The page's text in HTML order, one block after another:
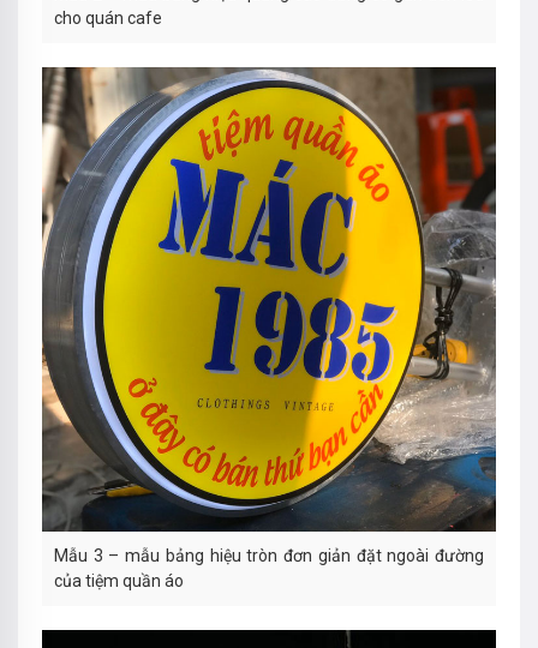
cho quán cafe
Mẫu 3 – mẫu bảng hiệu tròn đơn giản đặt ngoài đường
của tiệm quần áo